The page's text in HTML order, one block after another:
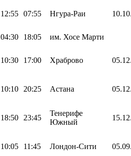
12:55 07:55 Нгура-Раи
04:30 18:05 им. Хосе Марти
10:30 17:00 Храброво
10:10 20:25 Астана
18:50 23:45
Тенерифе
Южный
10:05 11:45 Лондон-Сити